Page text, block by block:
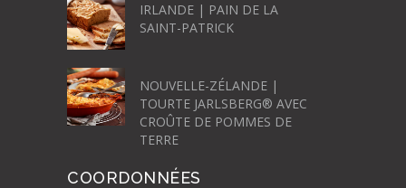
IRLANDE | PAIN DE LA
SAINT-PATRICK
NOUVELLE-ZÉLANDE |
TOURTE JARLSBERG® AVEC
CROÛTE DE POMMES DE
TERRE
COORDONNÉES